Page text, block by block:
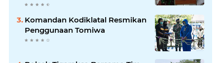
Komandan Kodiklatal Resmikan
Penggunaan Tomiwa